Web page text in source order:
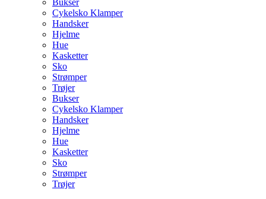
Bukser
Cykelsko Klamper
Handsker
Hjelme
Hue
Kasketter
Sko
Strømper
Trøjer
Bukser
Cykelsko Klamper
Handsker
Hjelme
Hue
Kasketter
Sko
Strømper
Trøjer